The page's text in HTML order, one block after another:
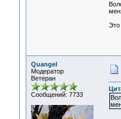
Это
Quangel
Модератор
Ветеран
Сообщений: 7733